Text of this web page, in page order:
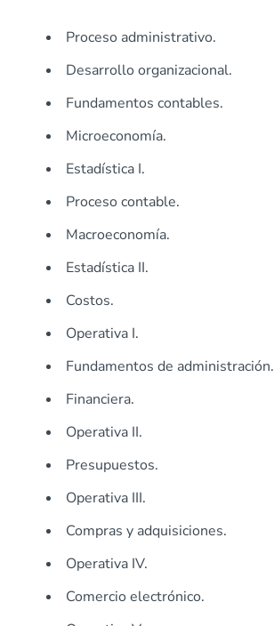
Proceso administrativo.
Desarrollo organizacional.
Fundamentos contables.
Microeconomía.
Estadística I.
Proceso contable.
Macroeconomía.
Estadística II.
Costos.
Operativa I.
Fundamentos de administración.
Financiera.
Operativa II.
Presupuestos.
Operativa III.
Compras y adquisiciones.
Operativa IV.
Comercio electrónico.